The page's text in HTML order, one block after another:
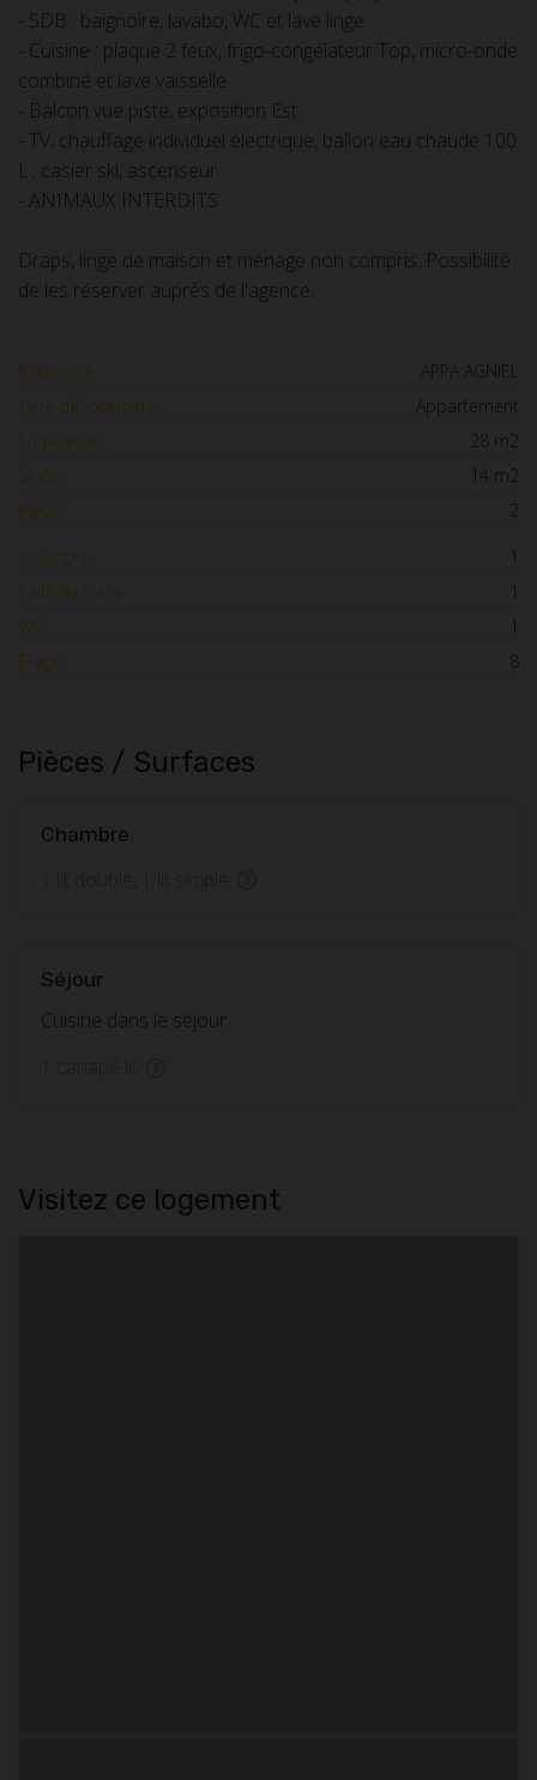
- SDB : baignoire, lavabo, WC et lave linge
- Cuisine : plaque 2 feux, frigo-congélateur Top, micro-onde
combiné et lave vaisselle.
- Balcon vue piste, exposition Est.
- TV, chauffage individuel électrique, ballon eau chaude 100
L., casier ski, ascenseur.
- ANIMAUX INTERDITS
Draps, linge de maison et ménage non compris. Possibilité
de les réserver auprès de l'agence.
Référence :
APPA AGNIEL
Type de logement :
Appartement
Surface de :
28 m2
Séjour :
14 m2
Pièces :
2
Chambre :
1
Salle de bains :
1
WC :
1
Etage :
8
Pièces / Surfaces
Chambre
Séjour
Cuisine dans le séjour
Visitez ce logement